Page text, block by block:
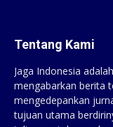
Tentang Kami
Jaga Indonesia
mengabarkan berita
mengedepankan
tujuan utama